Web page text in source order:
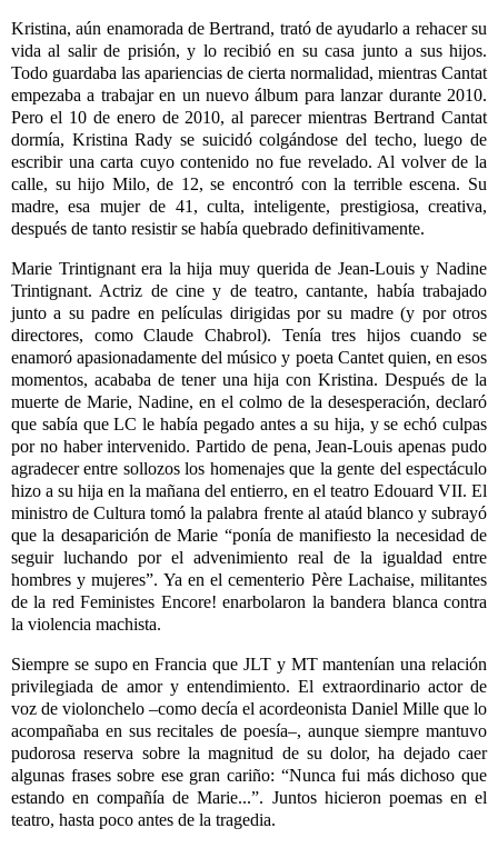
Kristina, aún enamorada de Bertrand, trató de ayudarlo a rehacer su
vida al salir de prisión, y lo recibió en su casa junto a sus hijos.
Todo guardaba las apariencias de cierta normalidad, mientras Cantat
empezaba a trabajar en un nuevo álbum para lanzar durante 2010.
Pero el 10 de enero de 2010, al parecer mientras Bertrand Cantat
dormía, Kristina Rady se suicidó colgándose del techo, luego de
escribir una carta cuyo contenido no fue revelado. Al volver de la
calle, su hijo Milo, de 12, se encontró con la terrible escena. Su
madre, esa mujer de 41, culta, inteligente, prestigiosa, creativa,
después de tanto resistir se había quebrado definitivamente.
Marie Trintignant era la hija muy querida de Jean-Louis y Nadine
Trintignant. Actriz de cine y de teatro, cantante, había trabajado
junto a su padre en películas dirigidas por su madre (y por otros
directores, como Claude Chabrol). Tenía tres hijos cuando se
enamoró apasionadamente del músico y poeta Cantet quien, en esos
momentos, acababa de tener una hija con Kristina. Después de la
muerte de Marie, Nadine, en el colmo de la desesperación, declaró
que sabía que LC le había pegado antes a su hija, y se echó culpas
por no haber intervenido. Partido de pena, Jean-Louis apenas pudo
agradecer entre sollozos los homenajes que la gente del espectáculo
hizo a su hija en la mañana del entierro, en el teatro Edouard VII. El
ministro de Cultura tomó la palabra frente al ataúd blanco y subrayó
que la desaparición de Marie “ponía de manifiesto la necesidad de
seguir luchando por el advenimiento real de la igualdad entre
hombres y mujeres”. Ya en el cementerio Père Lachaise, militantes
de la red Feministes Encore! enarbolaron la bandera blanca contra
la violencia machista.
Siempre se supo en Francia que JLT y MT mantenían una relación
privilegiada de amor y entendimiento. El extraordinario actor de
voz de violonchelo –como decía el acordeonista Daniel Mille que lo
acompañaba en sus recitales de poesía–, aunque siempre mantuvo
pudorosa reserva sobre la magnitud de su dolor, ha dejado caer
algunas frases sobre ese gran cariño: “Nunca fui más dichoso que
estando en compañía de Marie...”. Juntos hicieron poemas en el
teatro, hasta poco antes de la tragedia.